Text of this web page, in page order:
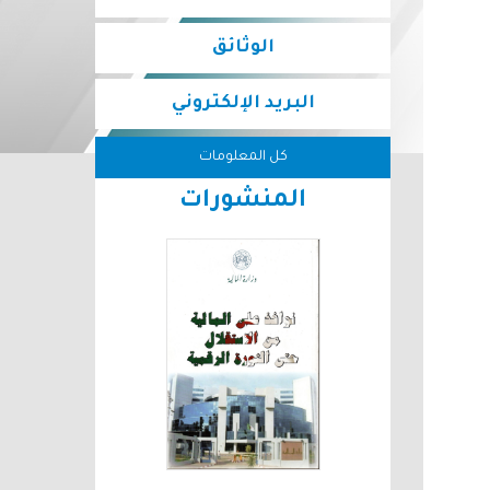
الوثائق
البريد الإلكتروني
كل المعلومات
المنشورات